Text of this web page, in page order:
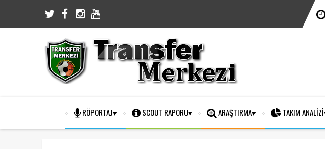
RÖPORTAJ SCOUT RAPORU ARAŞTIRMA TAKIM ANALİZİ